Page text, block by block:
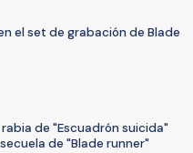
el set de grabación de Blade
de "Escuadrón suicida"
de "Blade runner"